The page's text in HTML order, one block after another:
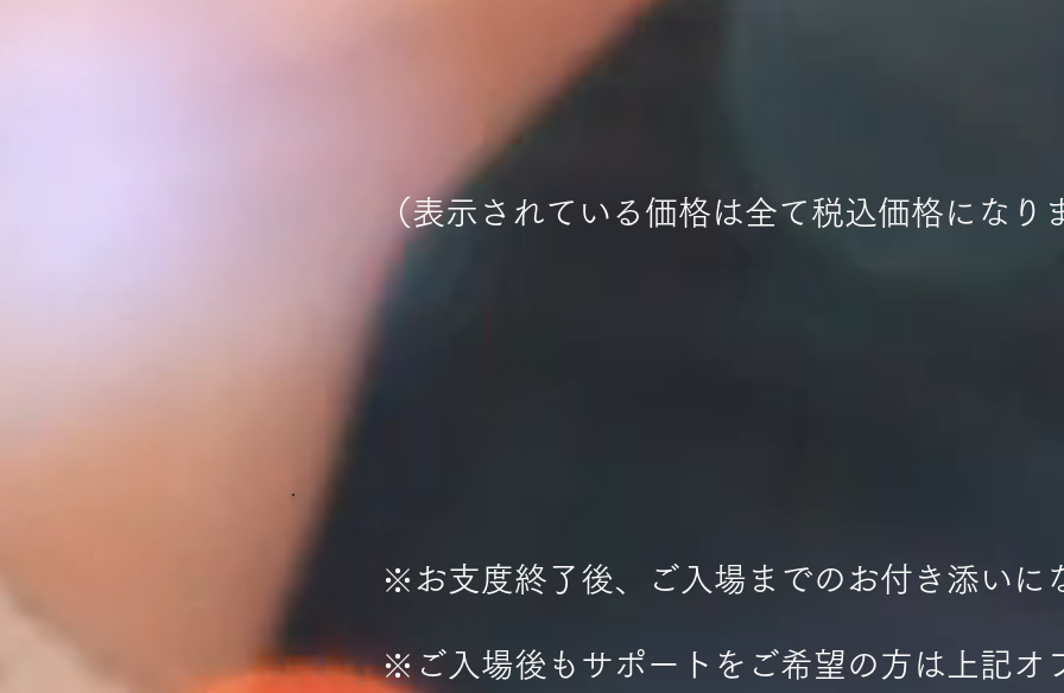
（表示されている価格は全て税込価格になり
​※お支度終了後、ご入場までのお付き添いに
※ご入場後もサポートをご希望の方は上記オ